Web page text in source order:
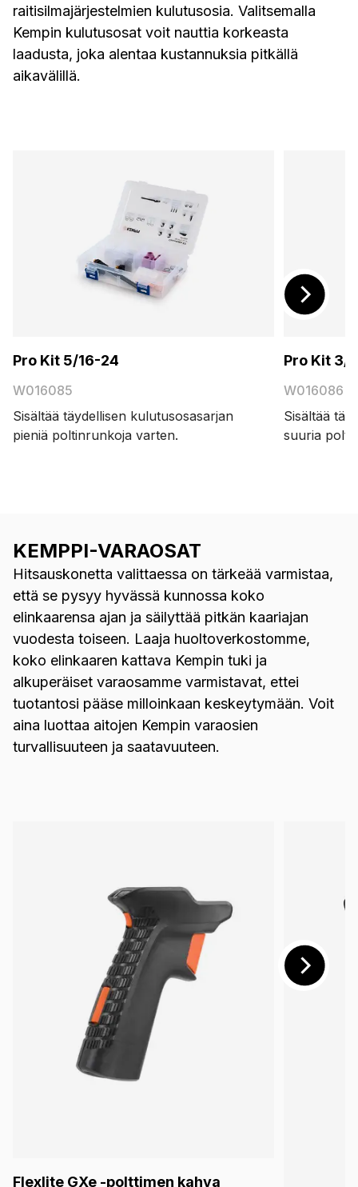
raitisilmajärjestelmien kulutusosia. Valitsemalla
Kempin kulutusosat voit nauttia korkeasta
laadusta, joka alentaa kustannuksia pitkällä
aikavälillä.
Pro Kit 5/16-24
W016085
Sisältää täydellisen kulutusosasarjan
pieniä poltinrunkoja varten.
Pro Kit 3/
W016086
Sisältää
suuria
KEMPPI-VARAOSAT
Hitsauskonetta valittaessa on tärkeää varmistaa,
että se pysyy hyvässä kunnossa koko
elinkaarensa ajan ja säilyttää pitkän kaariajan
vuodesta toiseen. Laaja huoltoverkostomme,
koko elinkaaren kattava Kempin tuki ja
alkuperäiset varaosamme varmistavat, ettei
tuotantosi pääse milloinkaan keskeytymään. Voit
aina luottaa aitojen Kempin varaosien
turvallisuuteen ja saatavuuteen.
Flexlite GXe -polttimen kahva